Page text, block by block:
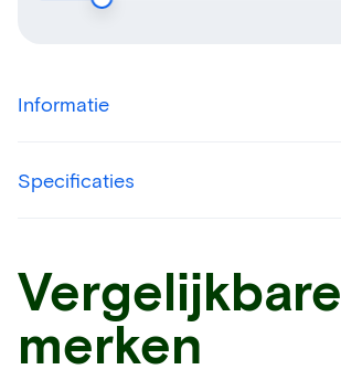
Informatie
Specificaties
Vergelijkbare
merken